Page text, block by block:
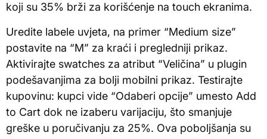
koji su 35% brži za korišćenje na touch ekranima.
Uredite labele uvjeta, na primer “Medium size”
postavite na “M” za kraći i pregledniji prikaz.
Aktivirajte swatches za atribut “Veličina” u plugin
podešavanjima za bolji mobilni prikaz. Testirajte
kupovinu: kupci vide “Odaberi opcije” umesto Add
to Cart dok ne izaberu varijaciju, što smanjuje
greške u poručivanju za 25%. Ova poboljšanja su